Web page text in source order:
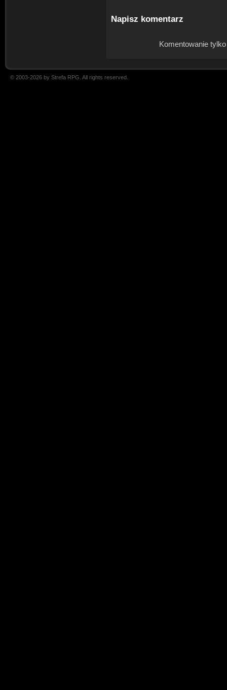
Napisz komentarz
Komentowanie
© 2003-2026 by Strefa RPG. All rights reserved.